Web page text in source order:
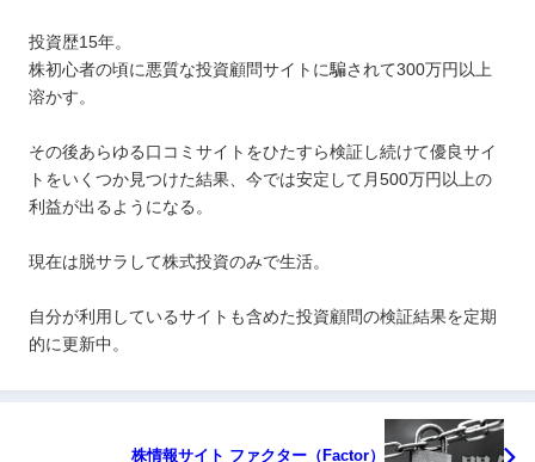
投資歴15年。
株初心者の頃に悪質な投資顧問サイトに騙されて300万円以上
溶かす。
その後あらゆる口コミサイトをひたすら検証し続けて優良サイ
トをいくつか見つけた結果、今では安定して月500万円以上の
利益が出るようになる。
現在は脱サラして株式投資のみで生活。
自分が利用しているサイトも含めた投資顧問の検証結果を定期
的に更新中。
株情報サイト ファクター（Factor）